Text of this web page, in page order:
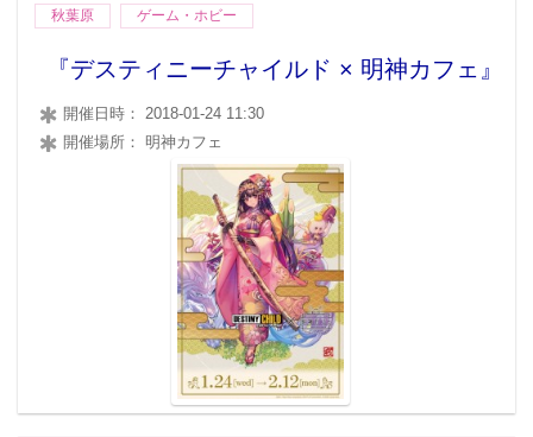
秋葉原 ゲーム・ホビー
『デスティニーチャイルド × 明神カフェ』
開催日時： 2018-01-24 11:30
開催場所： 明神カフェ